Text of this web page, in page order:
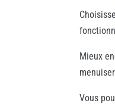
Mieux
Vous